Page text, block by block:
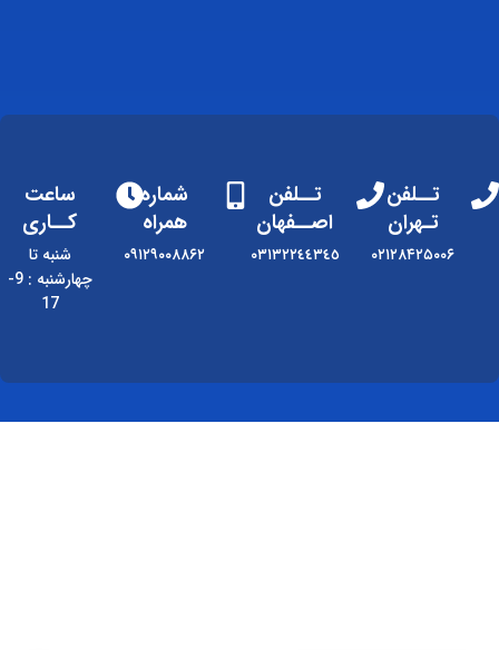
تــلفن
تـهران
۰۲۱۲۸۴۲۵۰۰۶
تــلفن
اصــفهان
٠٣١٣٢٢٤٤٣٤٥
شماره
همراه
۰۹۱۲۹۰۰۸۸۶۲
ساعت
کــاری
شنبه تا
چهارشنبه : 9-
17